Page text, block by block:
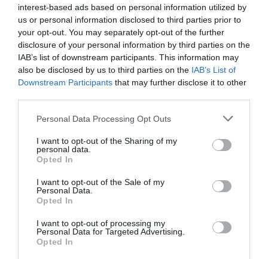
interest-based ads based on personal information utilized by
us or personal information disclosed to third parties prior to
your opt-out. You may separately opt-out of the further
disclosure of your personal information by third parties on the
IAB’s list of downstream participants. This information may
also be disclosed by us to third parties on the IAB’s List of
Downstream Participants that may further disclose it to other
Personal Data Processing Opt Outs
I want to opt-out of the Sharing of my
personal data.
Opted In
I want to opt-out of the Sale of my
Personal Data.
Opted In
I want to opt-out of processing my
Personal Data for Targeted Advertising.
Opted In